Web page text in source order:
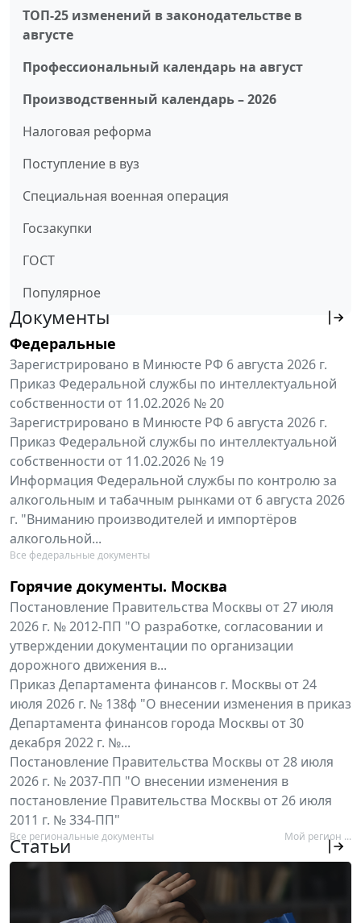
ТОП-25 изменений в законодательстве в
августе
Профессиональный календарь на август
Производственный календарь – 2026
Налоговая реформа
Поступление в вуз
Специальная военная операция
Госзакупки
ГОСТ
Популярное
Документы
Федеральные
Зарегистрировано в Минюсте РФ 6 августа 2026 г.
Приказ Федеральной службы по интеллектуальной
собственности от 11.02.2026 № 20
Зарегистрировано в Минюсте РФ 6 августа 2026 г.
Приказ Федеральной службы по интеллектуальной
собственности от 11.02.2026 № 19
Информация Федеральной службы по контролю за
алкогольным и табачным рынками от 6 августа 2026
г. "Вниманию производителей и импортёров
алкогольной...
Все федеральные документы
Горячие документы. Москва
Постановление Правительства Москвы от 27 июля
2026 г. № 2012-ПП "О разработке, согласовании и
утверждении документации по организации
дорожного движения в...
Приказ Департамента финансов г. Москвы от 24
июля 2026 г. № 138ф "О внесении изменения в приказ
Департамента финансов города Москвы от 30
декабря 2022 г. №...
Постановление Правительства Москвы от 28 июля
2026 г. № 2037-ПП "О внесении изменения в
постановление Правительства Москвы от 26 июля
2011 г. № 334-ПП"
Все региональные документы Мой регион ...
Статьи